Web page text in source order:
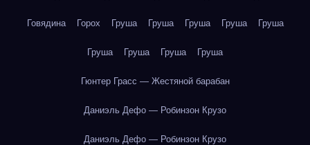
Говядина Горох Груша Груша Груша Груша Груша
Груша Груша Груша Груша
Гюнтер Грасс — Жестяной барабан
Даниэль Дефо — Робинзон Крузо
Даниэль Дефо — Робинзон Крузо